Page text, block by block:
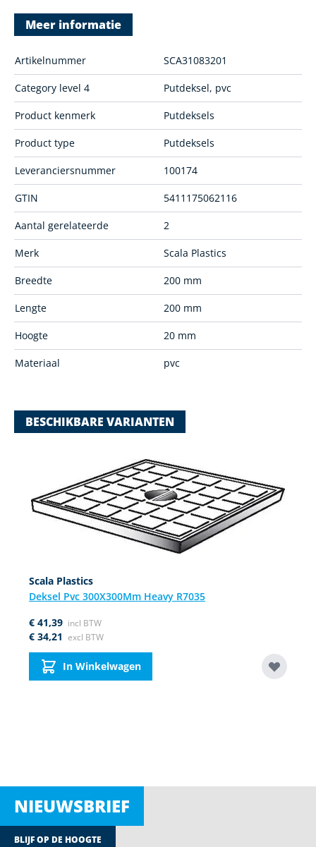
Meer informatie
Artikelnummer SCA31083201
Category level 4 Putdeksel, pvc
Product kenmerk Putdeksels
Product type Putdeksels
Leveranciersnummer 100174
GTIN 5411175062116
Aantal gerelateerde 2
Merk Scala Plastics
Breedte 200 mm
Lengte 200 mm
Hoogte 20 mm
Materiaal pvc
BESCHIKBARE VARIANTEN
Scala Plastics
Deksel Pvc 300X300Mm Heavy R7035
€ 41,39
€ 34,21
In Winkelwagen
NIEUWSBRIEF
BLIJF OP DE HOOGTE